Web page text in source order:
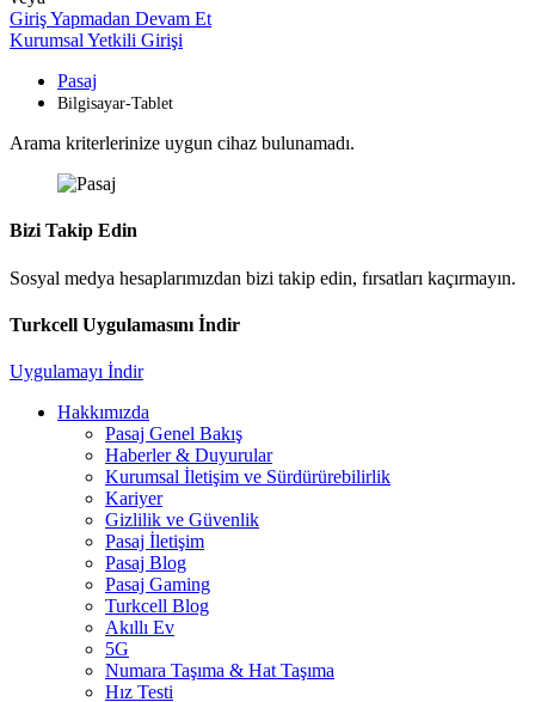
Giriş Yapmadan Devam Et
Kurumsal Yetkili Girişi
Pasaj
Bilgisayar-Tablet
Arama kriterlerinize uygun cihaz bulunamadı.
Bizi Takip Edin
Sosyal medya hesaplarımızdan bizi takip edin, fırsatları kaçırmayın.
Turkcell Uygulamasını İndir
Uygulamayı İndir
Hakkımızda
Pasaj Genel Bakış
Haberler & Duyurular
Kurumsal İletişim ve Sürdürürebilirlik
Kariyer
Gizlilik ve Güvenlik
Pasaj İletişim
Pasaj Blog
Pasaj Gaming
Turkcell Blog
Akıllı Ev
5G
Numara Taşıma & Hat Taşıma
Hız Testi